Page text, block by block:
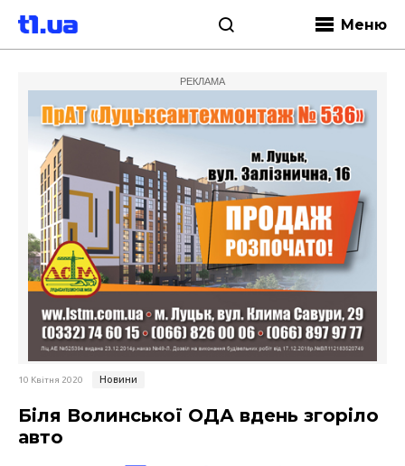
Меню
РЕКЛАМА
10 Квітня 2020 Новини
Біля Волинської ОДА вдень згоріло
авто